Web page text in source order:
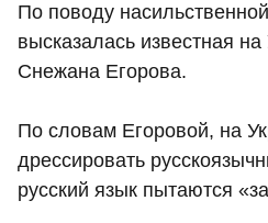
По поводу
высказалась известная
Снежана Егорова.
По словам Егоровой, на
дрессировать
русский язык пытаются